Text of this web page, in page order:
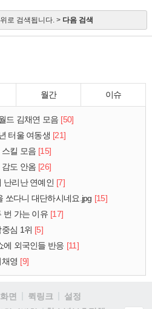
로 검색됩니다. > 다음 검색
월간 이슈
드 김채연 모음 [50]
터울 여동생 [21]
킬 모음 [15]
도 안옴 [26]
난리난 연예인 [7]
쏘다니 대단하시네요.jpg [15]
번 가는 이유 [17]
심 1위 [5]
에 외국인들 반응 [11]
영 [9]
면 퀵링크
설정